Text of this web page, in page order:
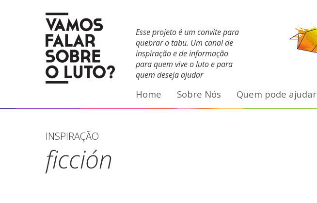
Esse projeto é um convite para
quebrar o tabu. Um canal de
inspiração e de informação
para quem vive o luto e para
quem deseja ajudar
FacebookYouTube
Home Sobre Nós Quem pode ajudar
INSPIRAÇÃO
ficción